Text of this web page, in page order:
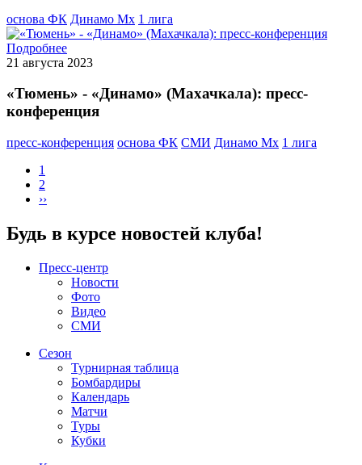
основа ФК Динамо Мх 1 лига
Подробнее
21 августа 2023
«Тюмень» - «Динамо» (Махачкала): пресс-
конференция
пресс-конференция основа ФК СМИ Динамо Мх 1 лига
1
2
››
Будь в курсе новостей клуба!
Пресс-центр
Новости
Фото
Видео
СМИ
Сезон
Турнирная таблица
Бомбардиры
Календарь
Матчи
Туры
Кубки